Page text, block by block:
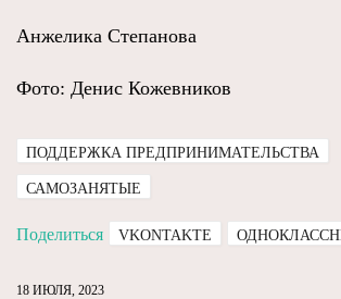
Анжелика Степанова
Фото: Денис Кожевников
ПОДДЕРЖКА ПРЕДПРИНИМАТЕЛЬСТВА
САМОЗАНЯТЫЕ
Поделиться VKONTAKTE
18 ИЮЛЯ, 2023